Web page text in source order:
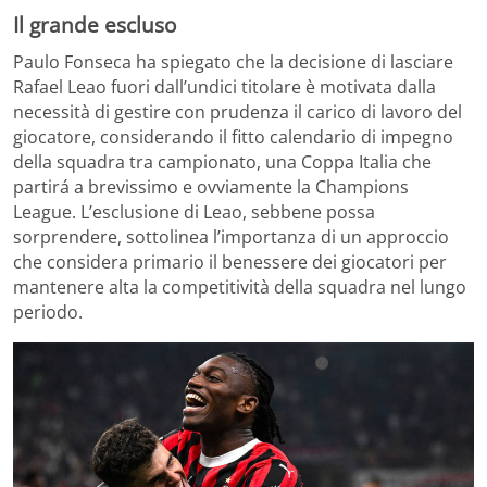
Il grande escluso
Paulo Fonseca ha spiegato che la decisione di lasciare
Rafael Leao fuori dall’undici titolare è motivata dalla
necessità di gestire con prudenza il carico di lavoro del
giocatore, considerando il fitto calendario di impegno
della squadra tra campionato, una Coppa Italia che
partirá a brevissimo e ovviamente la Champions
League. L’esclusione di Leao, sebbene possa
sorprendere, sottolinea l’importanza di un approccio
che considera primario il benessere dei giocatori per
mantenere alta la competitività della squadra nel lungo
periodo.